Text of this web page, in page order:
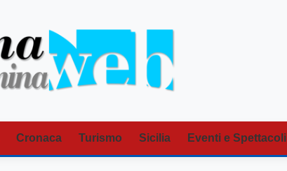
Cronaca Turismo Sicilia Eventi e Spettacoli